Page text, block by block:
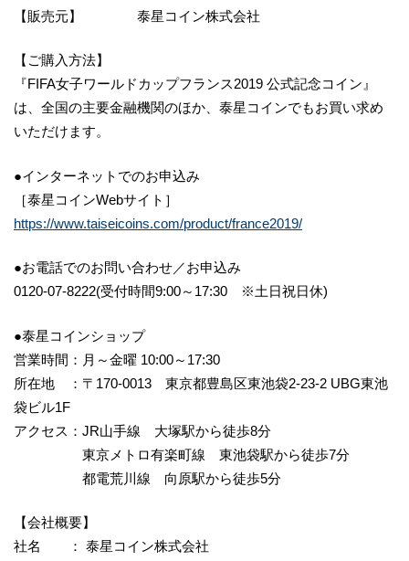
【販売元】 泰星コイン株式会社
【ご購入方法】
『FIFA女子ワールドカップフランス2019 公式記念コイン』
は、全国の主要金融機関のほか、泰星コインでもお買い求め
いただけます。
●インターネットでのお申込み
［泰星コインWebサイト］
https://www.taiseicoins.com/product/france2019/
●お電話でのお問い合わせ／お申込み
0120-07-8222(受付時間9:00～17:30 ※土日祝日休)
●泰星コインショップ
営業時間：月～金曜 10:00～17:30
所在地 ：〒170-0013 東京都豊島区東池袋2-23-2 UBG東池
袋ビル1F
アクセス：JR山手線 大塚駅から徒歩8分
東京メトロ有楽町線 東池袋駅から徒歩7分
都電荒川線 向原駅から徒歩5分
【会社概要】
社名 ： 泰星コイン株式会社